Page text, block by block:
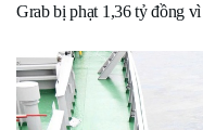
Grab bị phạt 1,36 tỷ đồng